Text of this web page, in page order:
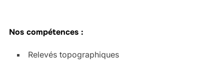
Nos compétences :
Relevés topographiques